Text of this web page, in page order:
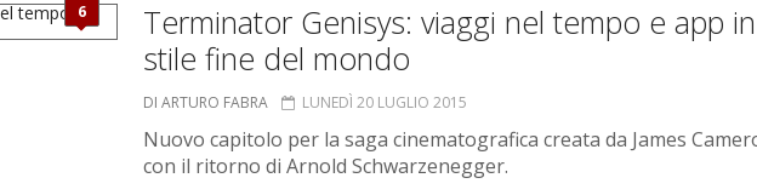
6
Terminator Genisys: viaggi nel tempo e app in
stile fine del mondo
DI ARTURO FABRA LUNEDÌ 20 LUGLIO 2015
Nuovo capitolo per la saga cinematografica creata da James
con il ritorno di Arnold Schwarzenegger.